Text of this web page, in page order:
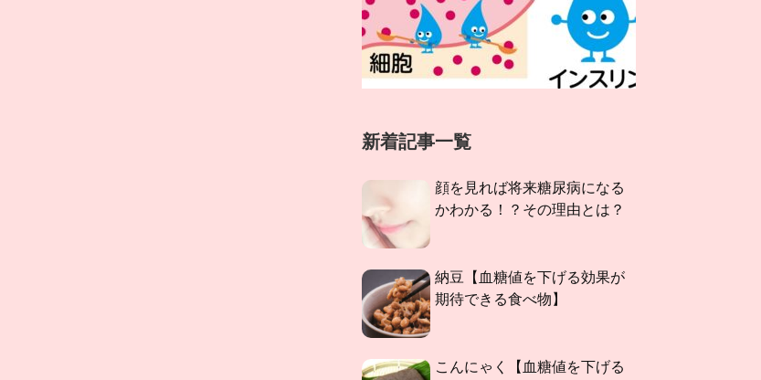
新着記事一覧
顔を見れば将来糖尿病になる
かわかる！？その理由とは？
納豆【血糖値を下げる効果が
期待できる食べ物】
こんにゃく【血糖値を下げる